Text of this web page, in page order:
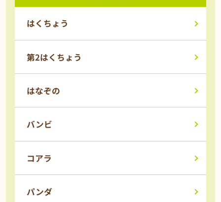
はくちょう
第2はくちょう
はなぞの
バンビ
コアラ
パンダ